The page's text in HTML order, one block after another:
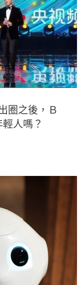
圈之後，Ｂ
人嗎？